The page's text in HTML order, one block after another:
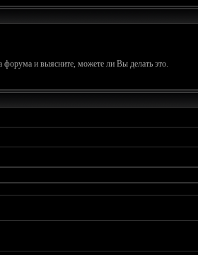
форума и выясните, можете ли Вы делать это.